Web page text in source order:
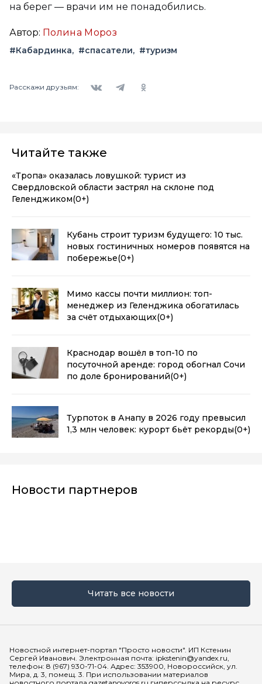
на берег — врачи им не понадобились.
Автор: Полина Мороз
#Кабардинка #спасатели #туризм
Расскажи друзьям:
Читайте также
«Тропа» оказалась ловушкой: турист из
Свердловской области застрял на склоне под
Геленджиком(0+)
Кубань строит туризм будущего: 10 тыс.
новых гостиничных номеров появятся на
побережье(0+)
Мимо кассы почти миллион: топ-
менеджер из Геленджика обогатилась
за счёт отдыхающих(0+)
Краснодар вошёл в топ-10 по
посуточной аренде: город обогнал Сочи
по доле бронирований(0+)
Турпоток в Анапу в 2026 году превысил
1,3 млн человек: курорт бьёт рекорды(0+)
Новости партнеров
Читать все новости
Новостной интернет-портал "Просто новости". ИП Кстенин
Сергей Иванович. Электронная почта: ipkstenin@yandex.ru,
телефон: 8 (967) 930-71-04. Адрес: 353900, Новороссийск, ул.
Мира, д. 3, помещ. 3. При использовании материалов